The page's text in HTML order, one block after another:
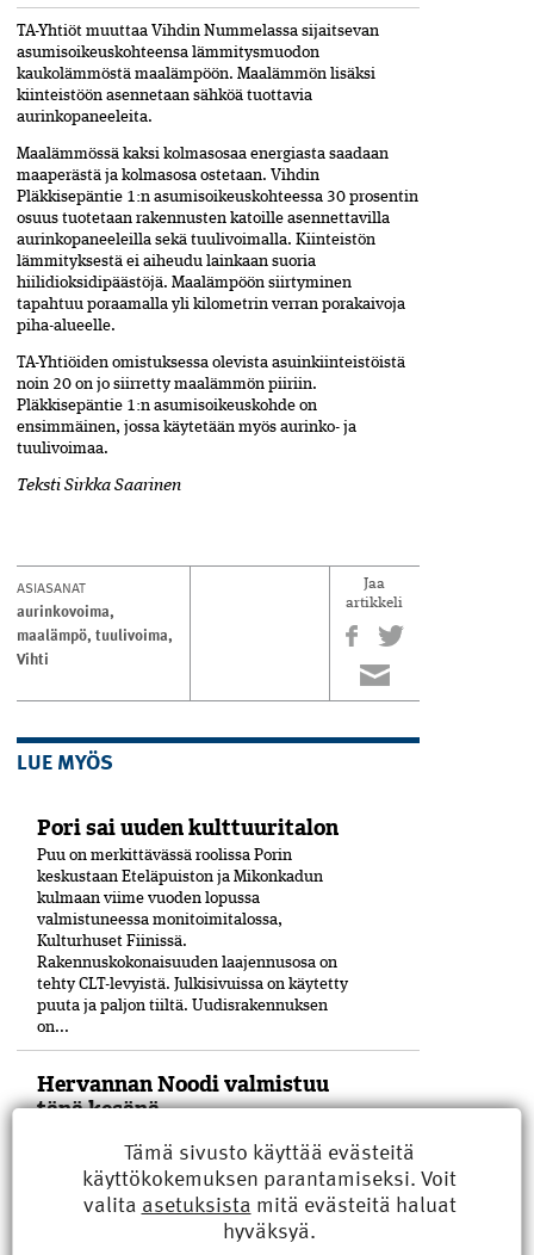
TA-Yhtiöt muuttaa Vihdin Nummelassa sijaitsevan
asumisoikeuskohteensa lämmitysmuodon
kaukolämmöstä maalämpöön. Maalämmön lisäksi
kiinteistöön asennetaan sähköä tuottavia
aurinkopaneeleita.
Maalämmössä kaksi kolmasosaa energiasta saadaan
maaperästä ja kolmasosa ostetaan. Vihdin
Pläkkisepäntie 1:n asumisoikeuskohteessa 30 prosentin
osuus tuotetaan rakennusten katoille asennettavilla
aurinkopaneeleilla sekä tuulivoimalla. Kiinteistön
lämmityksestä ei aiheudu lainkaan suoria
hiilidioksidipäästöjä. Maalämpöön siirtyminen
tapahtuu poraamalla yli kilometrin verran porakaivoja
piha-alueelle.
TA-Yhtiöiden omistuksessa olevista asuinkiinteistöistä
noin 20 on jo siirretty maalämmön piiriin.
Pläkkisepäntie 1:n asumisoikeuskohde on
ensimmäinen, jossa käytetään myös aurinko- ja
tuulivoimaa.
Teksti Sirkka Saarinen
ASIASANAT
aurinkovoima,
maalämpö, tuulivoima,
Vihti
Jaa
artikkeli
LUE MYÖS
Pori sai uuden kulttuuritalon
Puu on merkittävässä roolissa Porin
keskustaan Eteläpuiston ja Mikonkadun
kulmaan viime vuoden lopussa
valmistuneessa moni­toimitalossa,
Kulturhuset Fiinissä.
Rakennuskokonaisuuden laajennusosa on
tehty CLT-levyistä. Julkisivuissa on käytetty
puuta ja paljon tiiltä. Uudisrakennuksen
on...
Hervannan Noodi valmistuu
tänä kesänä
valmistumassa Tampereen yliopiston
Hervannan kampuksella. SRV on toteuttanut
hankkeen projektinjohtourakkana
yhteistyössä rakennuttajan, Suomen
Yliopistokiinteistöt Oy:n (SYK), kanssa.
Tämä sivusto käyttää evästeitä
käyttökokemuksen parantamiseksi. Voit
valita asetuksista mitä evästeitä haluat
hyväksyä.